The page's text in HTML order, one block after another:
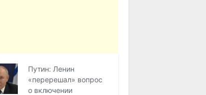
Путин: Ленин
«перерешал» вопрос
о включении